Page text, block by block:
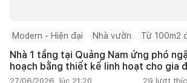
Modern - Hiện đại Nhà vườn Từ 100m2
Nhà 1 tầng tại Quảng Nam ứng phó
hoạch bằng thiết kế linh hoạt cho gia
27/06/2026, lúc 21:20 29 lượt